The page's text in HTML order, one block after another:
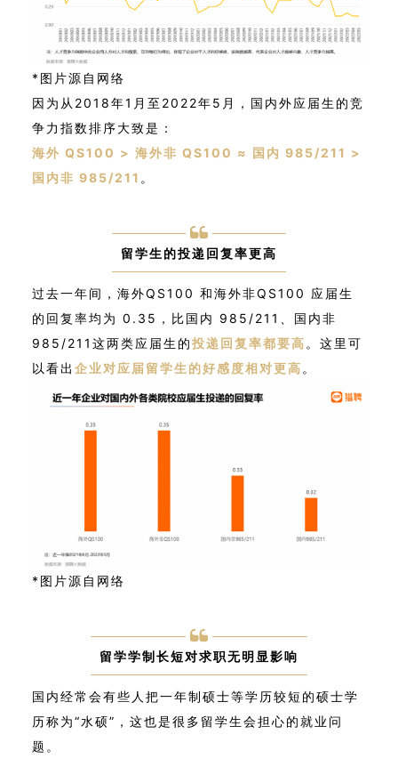
*图片源自网络
因为从2018年1月至2022年5月，国内外应届生的竞
争力指数排序大致是：
海外 QS100 > 海外非 QS100 ≈ 国内 985/211 >
国内非 985/211 。
留学生的投递回复率更高
过去一年间，海外QS100 和海外非QS100 应届生
的回复率均为 0.35，比国内 985/211、国内非
985/211这两类应届生的投递回复率都要高 。这里可
以看出 企业对应届留学生的好感度相对更高 。
*图片源自网络
留学学制长短对求职无明显影响
国内经常会有些人把一年制硕士等学历较短的硕士学
历称为“水硕”，这也是很多留学生会担心的就业问
题。